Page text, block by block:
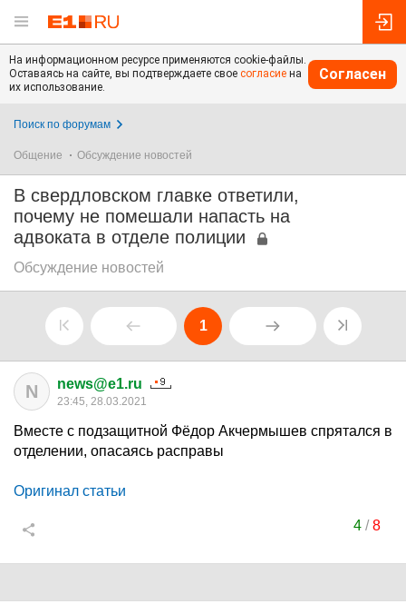
На информационном ресурсе применяются cookie-файлы.
Оставаясь на сайте, вы подтверждаете свое согласие на
их использование.
Согласен
Поиск по форумам
Общение Обсуждение новостей
В свердловском главке ответили,
почему не помешали напасть на
адвоката в отделе полиции
Обсуждение новостей
1
N news@e1.ru
23:45, 28.03.2021
Вместе с подзащитной Фёдор Акчермышев спрятался в
отделении, опасаясь расправы
Оригинал статьи
4/8